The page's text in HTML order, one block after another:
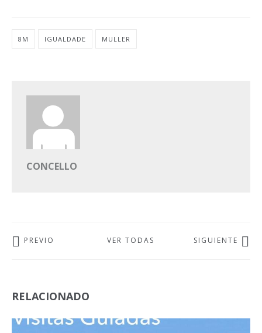
8M IGUALDADE MULLER
CONCELLO
PREVIO VER TODAS SIGUIENTE
RELACIONADO